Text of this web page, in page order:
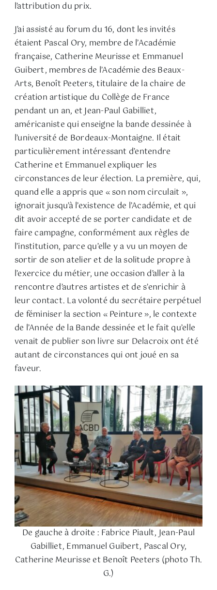
l’attribution du prix.
J’ai assisté au forum du 16, dont les invités
étaient Pascal Ory, membre de l’Académie
française, Catherine Meurisse et Emmanuel
Guibert, membres de l’Académie des Beaux-
Arts, Benoît Peeters, titulaire de la chaire de
création artistique du Collège de France
pendant un an, et Jean-Paul Gabilliet,
américaniste qui enseigne la bande dessinée à
l’université de Bordeaux-Montaigne. Il était
particulièrement intéressant d’entendre
Catherine et Emmanuel expliquer les
circonstances de leur élection. La première, qui,
quand elle a appris que « son nom circulait »,
ignorait jusqu’à l’existence de l’Académie, et qui
dit avoir accepté de se porter candidate et de
faire campagne, conformément aux règles de
l’institution, parce qu’elle y a vu un moyen de
sortir de son atelier et de la solitude propre à
l’exercice du métier, une occasion d’aller à la
rencontre d’autres artistes et de s’enrichir à
leur contact. La volonté du secrétaire perpétuel
de féminiser la section « Peinture », le contexte
de l’Année de la Bande dessinée et le fait qu’elle
venait de publier son livre sur Delacroix ont été
autant de circonstances qui ont joué en sa
faveur.
De gauche à droite : Fabrice Piault, Jean-Paul
Gabilliet, Emmanuel Guibert, Pascal Ory,
Catherine Meurisse et Benoît Peeters (photo Th.
G.)